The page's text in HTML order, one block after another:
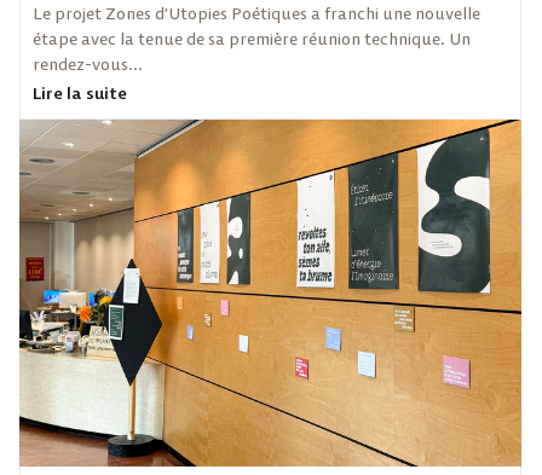
Le projet Zones d’Utopies Poétiques a franchi une nouvelle
étape avec la tenue de sa première réunion technique. Un
rendez-vous...
Lire la suite